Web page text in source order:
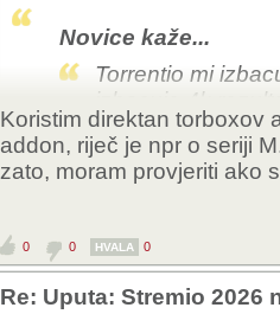
Novice kaže...
Torrentio mi
izbacuje 4k
za vecinu toga ima
addon(meni on uvijek
Koristim direktan torboxov
addon, riječ je npr o seriji
zato, moram provjeriti ako
0 0 HVALA 0
Re: Uputa: Stremio 2026